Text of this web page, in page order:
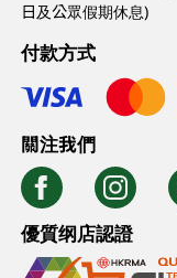
日及公眾假期休息)
付款方式
關注我們
優質纲店認證